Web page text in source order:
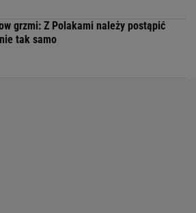
grzmi: Z Polakami należy postąpić
tak samo